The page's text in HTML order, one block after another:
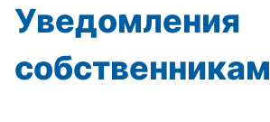
Уведомления
собственникам